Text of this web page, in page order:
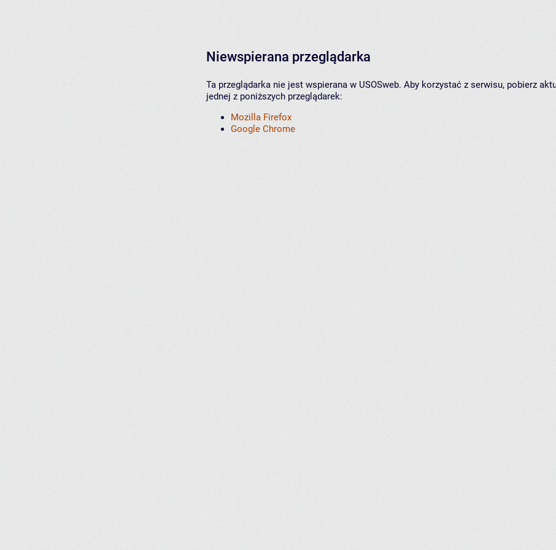
Niewspierana przeglądarka
Ta przeglądarka nie jest wspierana w USOSweb. Aby korzystać z serwisu, pobierz
jednej z poniższych przeglądarek:
Mozilla Firefox
Google Chrome